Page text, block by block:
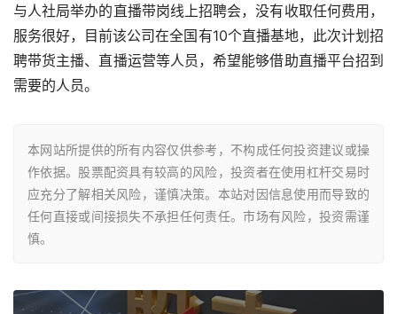
与人社局举办的直播带岗线上招聘会，没有收取任何费用，
服务很好，目前该公司在全国有10个直播基地，此次计划招
聘带货主播、直播运营等人员，希望能够借助直播平台招到
需要的人员。
本网站所提供的所有内容仅供参考，不构成任何投资建议或操
作依据。股票配资具有较高的风险，投资者在使用杠杆交易时
应充分了解相关风险，谨慎决策。本站对因信息使用而导致的
任何直接或间接损失不承担任何责任。市场有风险，投资需谨
慎。